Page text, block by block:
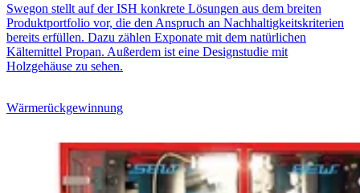
Swegon stellt auf der ISH konkrete Lösungen aus dem breiten
Produktportfolio vor, die den Anspruch an Nachhaltigkeitskriterien
bereits erfüllen. Dazu zählen Exponate mit dem natürlichen
Kältemittel Propan. Außerdem ist eine Designstudie mit
Holzgehäuse zu sehen.
Wärmerückgewinnung